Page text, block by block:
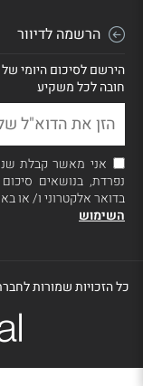
הרשמה לדיוור
הירשם לסיכום היומי של
חובה לכל משקיע
אני מאשר קבלת
נפרדת, בנושאים
בדואר אלקטרוני ו/ או
השימוש
כל הזכויות שמורות